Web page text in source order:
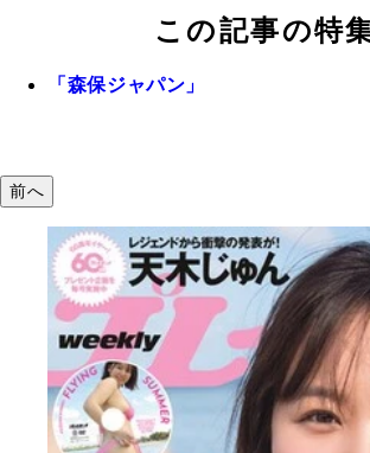
この記事の特
「森保ジャパン」
前へ